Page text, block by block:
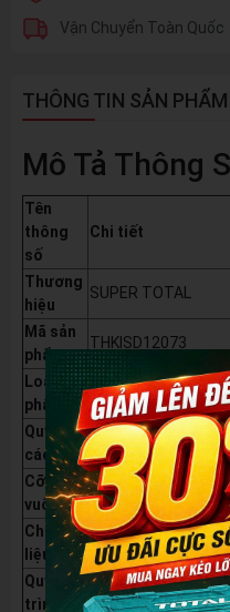
Vận Chuyển Toàn Quốc
THÔNG TIN SẢN PHẨM
Mô Tả Thông
Tên
thông
số
Chi tiết
Thương
hiệu
SUPER TOTAL
Mã sản
phẩm
THKISD12073
Loại sản
phẩm
Bộ đầu tuýp tác
Quy
cách
7 Chi tiết/Bộ
Cỡ đầu
vuông
DR 1/2" (1/2 inch)
Chất
liệu
Thép Chrome
Quy
trình
Ép nguội (Đùn